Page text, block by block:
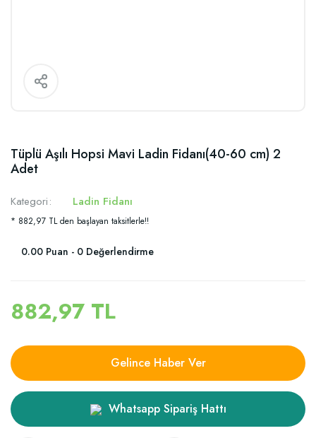
Tüplü Aşılı Hopsi Mavi Ladin Fidanı(40-60 cm) 2
Adet
Kategori Ladin Fidanı
* 882,97 TL den başlayan taksitlerle!!
0.00 Puan - 0 Değerlendirme
882,97 TL
Gelince Haber Ver
Whatsapp Sipariş Hattı